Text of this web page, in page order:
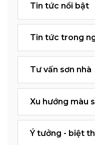
Tin tức nổi bật
Tin tức trong
Tư vấn sơn nhà
Xu hướng màu
Ý tưởng - biệt